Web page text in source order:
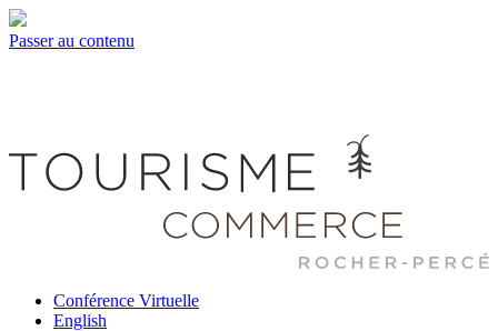
Passer au contenu
Conférence Virtuelle
English